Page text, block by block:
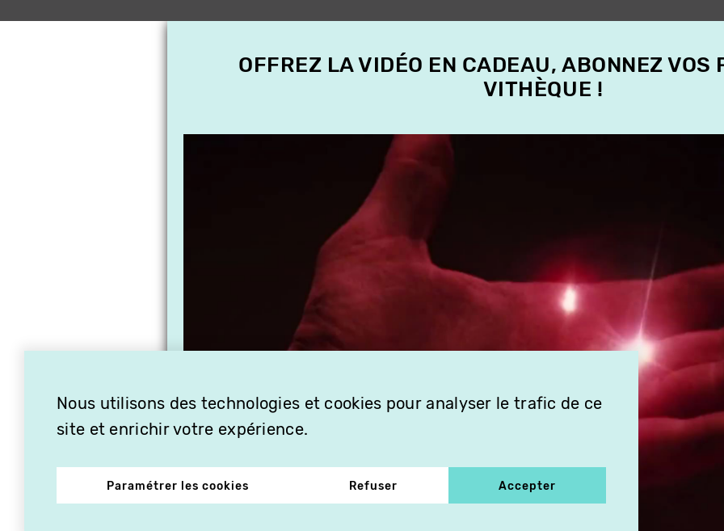
Nous utilisons des technologies et cookies pour analyser le trafic de ce
site et enrichir votre expérience.
Paramétrer les cookies Refuser Accepter
OFFREZ LA VIDÉO EN CADEAU, ABONNEZ VOS
VITHÈQUE !